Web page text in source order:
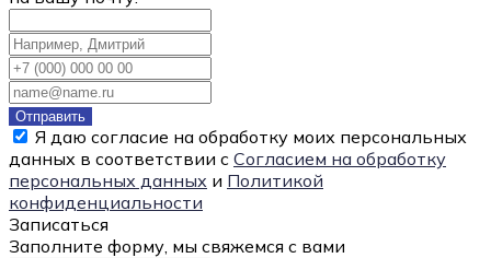
Отправить
Я даю согласие на обработку моих персональных
данных в соответствии с Согласием на обработку
персональных данных и Политикой
конфиденциальности
Записаться
Заполните форму, мы свяжемся с вами